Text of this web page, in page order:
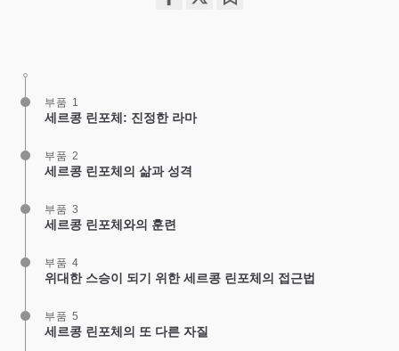
부품 1
세르콩 린포체: 진정한 라마
부품 2
세르콩 린포체의 삶과 성격
부품 3
세르콩 린포체와의 훈련
부품 4
위대한 스승이 되기 위한 세르콩 린포체의 접근법
부품 5
세르콩 린포체의 또 다른 자질